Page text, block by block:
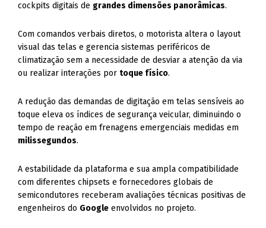
cockpits digitais de grandes dimensões panorâmicas.
Com comandos verbais diretos, o motorista altera o layout
visual das telas e gerencia sistemas periféricos de
climatização sem a necessidade de desviar a atenção da via
ou realizar interações por toque físico.
A redução das demandas de digitação em telas sensíveis ao
toque eleva os índices de segurança veicular, diminuindo o
tempo de reação em frenagens emergenciais medidas em
milissegundos.
A estabilidade da plataforma e sua ampla compatibilidade
com diferentes chipsets e fornecedores globais de
semicondutores receberam avaliações técnicas positivas de
engenheiros do Google envolvidos no projeto.